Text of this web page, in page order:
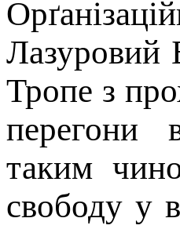
Лазуровий
Тропе з
перегони
таким
свободу у